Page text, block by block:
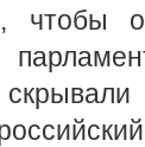
чтобы